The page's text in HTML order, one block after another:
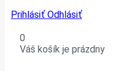
Prihlásiť Odhlásiť
0
Váš košík je prázdny